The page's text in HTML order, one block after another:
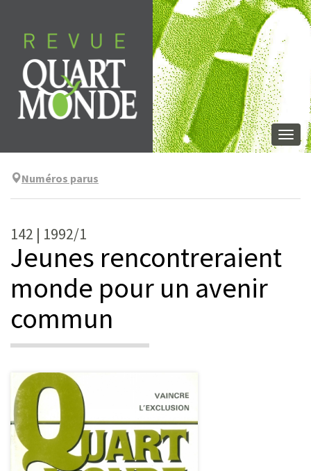
contenu
Numéros parus
142 | 1992/1
Jeunes rencontreraient
monde pour un avenir
commun